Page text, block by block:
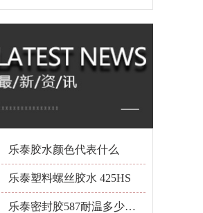
强度大间隙RTV硅
现货
乐泰胶水颜色代表什么
乐泰塑料螺丝胶水 425HS
乐泰密封胶587耐温多少？1